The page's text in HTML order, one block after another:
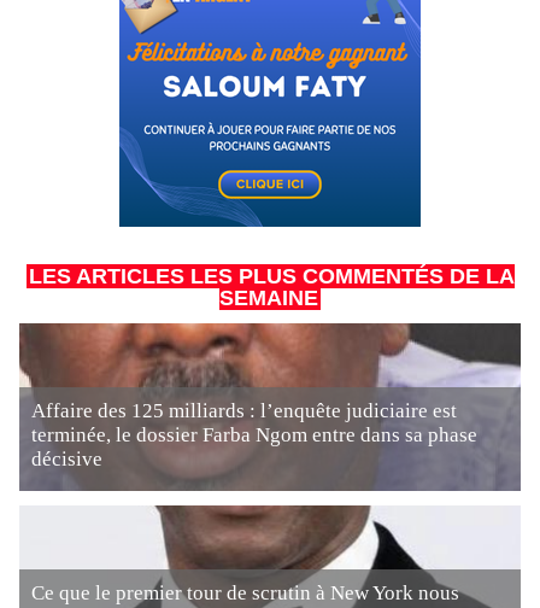
LES ARTICLES LES PLUS COMMENTÉS DE LA
SEMAINE
Affaire des 125 milliards : l’enquête judiciaire est
terminée, le dossier Farba Ngom entre dans sa phase
décisive
Ce que le premier tour de scrutin à New York nous